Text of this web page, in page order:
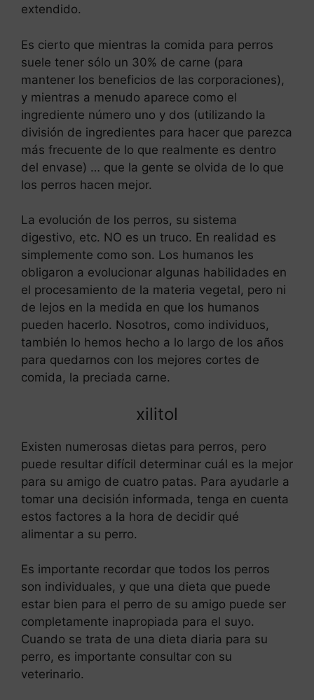
extendido.
Es cierto que mientras la comida para perros
suele tener sólo un 30% de carne (para
mantener los beneficios de las corporaciones),
y mientras a menudo aparece como el
ingrediente número uno y dos (utilizando la
división de ingredientes para hacer que parezca
más frecuente de lo que realmente es dentro
del envase) … que la gente se olvida de lo que
los perros hacen mejor.
La evolución de los perros, su sistema
digestivo, etc. NO es un truco. En realidad es
simplemente como son. Los humanos les
obligaron a evolucionar algunas habilidades en
el procesamiento de la materia vegetal, pero ni
de lejos en la medida en que los humanos
pueden hacerlo. Nosotros, como individuos,
también lo hemos hecho a lo largo de los años
para quedarnos con los mejores cortes de
comida, la preciada carne.
xilitol
Existen numerosas dietas para perros, pero
puede resultar difícil determinar cuál es la mejor
para su amigo de cuatro patas. Para ayudarle a
tomar una decisión informada, tenga en cuenta
estos factores a la hora de decidir qué
alimentar a su perro.
Es importante recordar que todos los perros
son individuales, y que una dieta que puede
estar bien para el perro de su amigo puede ser
completamente inapropiada para el suyo.
Cuando se trata de una dieta diaria para su
perro, es importante consultar con su
veterinario.